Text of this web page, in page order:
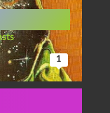
1